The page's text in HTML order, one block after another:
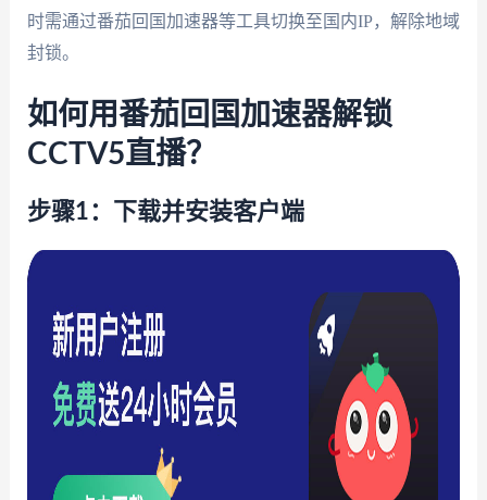
时需通过番茄回国加速器等工具切换至国内IP，解除地域
封锁。
如何用番茄回国加速器解锁
CCTV5直播？
步骤1：下载并安装客户端